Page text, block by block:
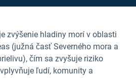
zvýšenie hladiny morí v oblasti
(južná časť Severného mora a
čím sa zvyšuje riziko
ľudí, komunity a